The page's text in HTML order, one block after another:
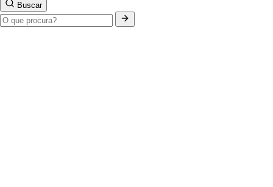
Buscar